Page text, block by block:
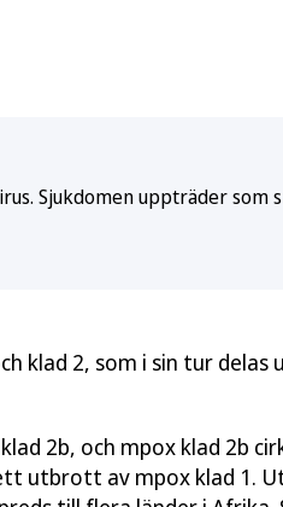
Sjukdomen uppträder som
klad 2, som i sin tur delas
2b, och mpox klad 2b
utbrott av mpox klad 1.